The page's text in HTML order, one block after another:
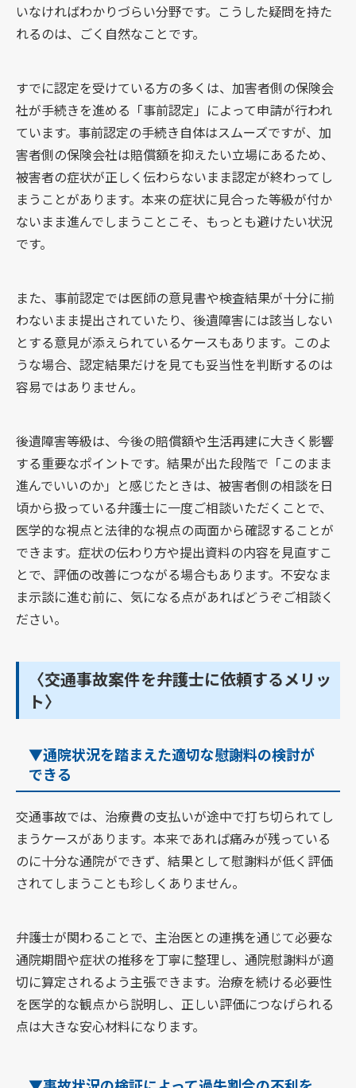
いなければわかりづらい分野です。こうした疑問を持た
れるのは、ごく自然なことです。
すでに認定を受けている方の多くは、加害者側の保険会
社が手続きを進める「事前認定」によって申請が行われ
ています。事前認定の手続き自体はスムーズですが、加
害者側の保険会社は賠償額を抑えたい立場にあるため、
被害者の症状が正しく伝わらないまま認定が終わってし
まうことがあります。本来の症状に見合った等級が付か
ないまま進んでしまうことこそ、もっとも避けたい状況
です。
また、事前認定では医師の意見書や検査結果が十分に揃
わないまま提出されていたり、後遺障害には該当しない
とする意見が添えられているケースもあります。このよ
うな場合、認定結果だけを見ても妥当性を判断するのは
容易ではありません。
後遺障害等級は、今後の賠償額や生活再建に大きく影響
する重要なポイントです。結果が出た段階で「このまま
進んでいいのか」と感じたときは、被害者側の相談を日
頃から扱っている弁護士に一度ご相談いただくことで、
医学的な視点と法律的な視点の両面から確認することが
できます。症状の伝わり方や提出資料の内容を見直すこ
とで、評価の改善につながる場合もあります。不安なま
ま示談に進む前に、気になる点があればどうぞご相談く
ださい。
〈交通事故案件を弁護士に依頼するメリッ
ト〉
▼通院状況を踏まえた適切な慰謝料の検討が
できる
交通事故では、治療費の支払いが途中で打ち切られてし
まうケースがあります。本来であれば痛みが残っている
のに十分な通院ができず、結果として慰謝料が低く評価
されてしまうことも珍しくありません。
弁護士が関わることで、主治医との連携を通じて必要な
通院期間や症状の推移を丁寧に整理し、通院慰謝料が適
切に算定されるよう主張できます。治療を続ける必要性
を医学的な観点から説明し、正しい評価につなげられる
点は大きな安心材料になります。